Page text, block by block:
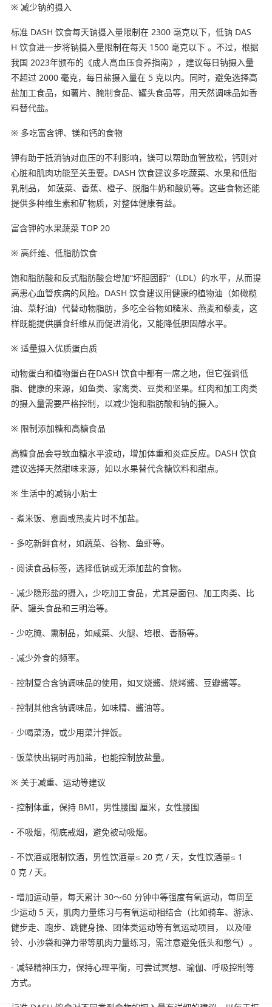
※ 减少钠的摄入
标准 DASH 饮食每天钠摄入量限制在 2300 毫克以下，低钠 DAS
H 饮食进一步将钠摄入量限制在每天 1500 毫克以下 。不过，根据
我国 2023年颁布的《成人高血压食养指南》，建议每日钠摄入量
不超过 2000 毫克，每日盐摄入量在 5 克以内。同时，避免选择高
盐加工食品，如薯片、腌制食品、罐头食品等，用天然调味品如香
料替代盐。
※ 多吃富含钾、镁和钙的食物
钾有助于抵消钠对血压的不利影响，镁可以帮助血管放松，钙则对
心脏和肌肉功能至关重要。DASH 饮食建议多吃蔬菜、水果和低脂
乳制品， 如菠菜、香蕉、橙子、脱脂牛奶和酸奶等。这些食物还能
提供多种维生素和矿物质，对整体健康有益。
富含钾的水果蔬菜 TOP 20
※ 高纤维、低脂肪饮食
饱和脂肪酸和反式脂肪酸会增加“坏胆固醇”（LDL）的水平，从而提
高患心血管疾病的风险。DASH 饮食建议用健康的植物油（如橄榄
油、菜籽油）代替动物脂肪，多吃全谷物如糙米、燕麦和藜麦，这
样既能提供膳食纤维从而促进消化，又能降低胆固醇水平。
※ 适量摄入优质蛋白质
动物蛋白和植物蛋白在DASH 饮食中都有一席之地，但它强调低
脂、健康的来源，如鱼类、家禽类、豆类和坚果。红肉和加工肉类
的摄入量需要严格控制，以减少饱和脂肪酸和钠的摄入。
※ 限制添加糖和高糖食品
高糖食品会导致血糖水平波动，增加体重和炎症反应。DASH 饮食
建议选择天然甜味来源，如以水果替代含糖饮料和甜点。
※ 生活中的减钠小贴士
- 煮米饭、意面或热麦片时不加盐。
- 多吃新鲜食材，如蔬菜、谷物、鱼虾等。
- 阅读食品标签，选择低钠或无添加盐的食物。
- 减少隐形盐的摄入，少吃加工食品，尤其是面包、加工肉类、比
萨、罐头食品和三明治等。
- 少吃腌、熏制品，如咸菜、火腿、培根、香肠等。
- 减少外食的频率。
- 控制复合含钠调味品的使用，如叉烧酱、烧烤酱、豆瓣酱等。
- 控制其他含钠调味品，如味精、酱油等。
- 少喝菜汤，或少用菜汁拌饭。
- 饭菜快出锅时再加盐，也能控制放盐量。
※ 关于减重、运动等建议
- 控制体重，保持 BMI，男性腰围 厘米，女性腰围
- 不吸烟，彻底戒烟，避免被动吸烟。
- 不饮酒或限制饮酒，男性饮酒量≤ 20 克 / 天，女性饮酒量≤ 1
0 克 / 天。
- 增加运动量，每天累计 30～60 分钟中等强度有氧运动，每周至
少运动 5 天，肌肉力量练习与有氧运动相结合（比如骑车、游泳、
健步走、跑步、跳健身操、团体类运动等有氧运动项目， 以及哑
铃、小沙袋和弹力带等肌肉力量练习，需注意避免低头和憋气）。
- 减轻精神压力，保持心理平衡，可尝试冥想、瑜伽、呼吸控制等
方式。